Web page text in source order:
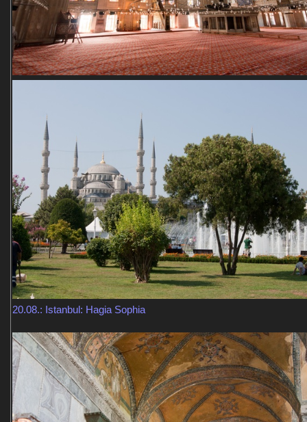
20.08.: Istanbul: Hagia Sophia